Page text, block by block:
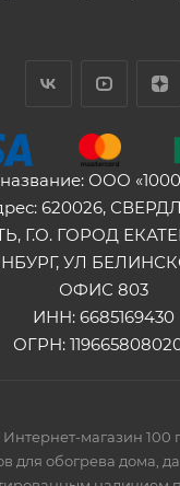
ООО
620026,
Г.О. ГОРОД
УЛ
ОФИС 803
ИНН: 6685169430
ОГРН:
Интернет-магазин
для обогрева дома,